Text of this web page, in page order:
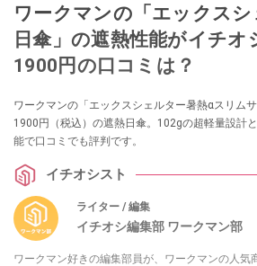
ワークマンの「エックス
日傘」の遮熱性能がイチオ
1900円の口コミは？
ワークマンの「エックスシェルター暑熱αスリム
1900円（税込）の遮熱日傘。102gの超軽量設計
能で口コミでも評判です。
イチオシスト
ライター / 編集
イチオシ編集部 ワークマン部
ワークマン好きの編集部員が、ワークマンの人気